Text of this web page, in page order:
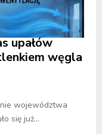
upałów
węgla
województwa
się już...